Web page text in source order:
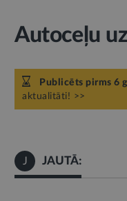
Autoceļu
Publicēts pirms 6
aktualitāti! >>
J JAUTĀ: